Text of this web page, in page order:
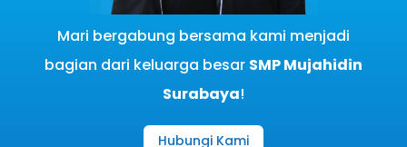
Mari bergabung bersama kami menjadi
bagian dari keluarga besar SMP Mujahidin
Surabaya!
Hubungi Kami